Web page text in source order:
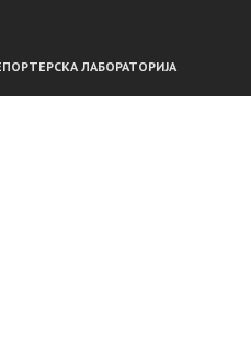
ЛАБОРАТОРИЈА